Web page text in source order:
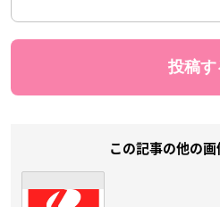
この記事の他の画